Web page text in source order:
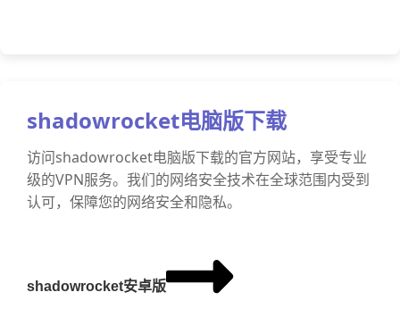
shadowrocket电脑版下载
访问shadowrocket电脑版下载的官方网站，享受专业
级的VPN服务。我们的网络安全技术在全球范围内受到
认可，保障您的网络安全和隐私。
shadowrocket安卓版